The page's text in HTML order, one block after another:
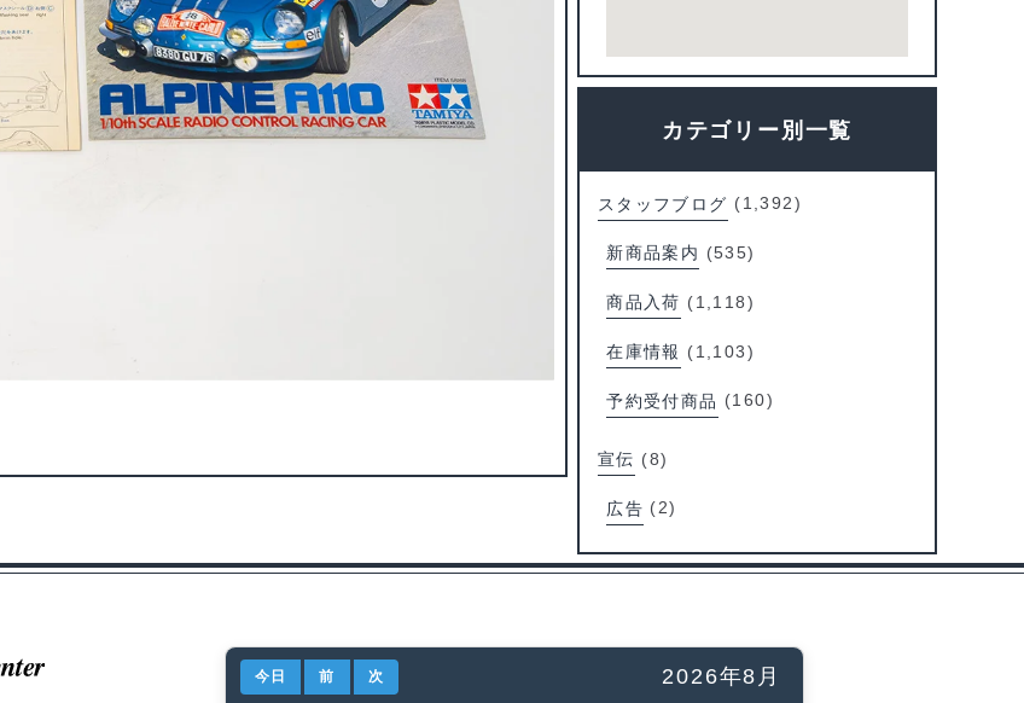
カテゴリー別一覧
スタッフブログ (1,392)
新商品案内 (535)
商品入荷 (1,118)
在庫情報 (1,103)
予約受付商品 (160)
宣伝 (8)
広告 (2)
今日 前 次 2026年8月